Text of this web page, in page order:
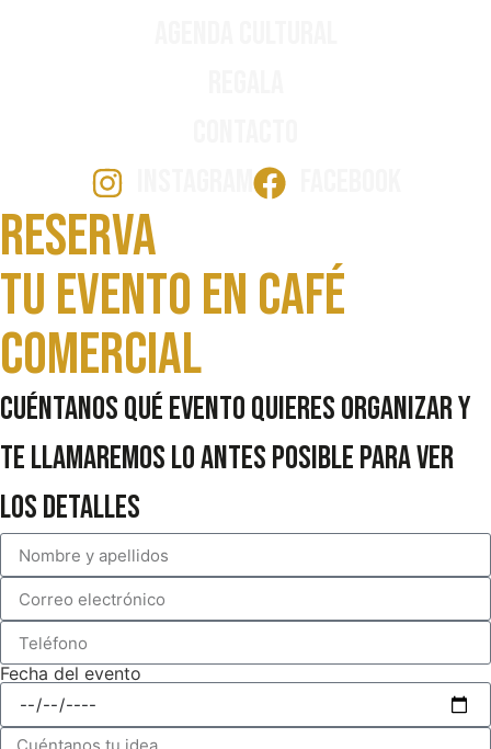
Reserva
Tu evento en Café
comercial
Cuéntanos qué evento quieres organizar y
te llamaremos lo antes posible para ver
los detalles
Fecha del evento